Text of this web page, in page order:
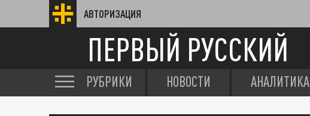
АВТОРИЗАЦИЯ
ПЕРВЫЙ РУССКИЙ
РУБРИКИ НОВОСТИ АНАЛИТИКА